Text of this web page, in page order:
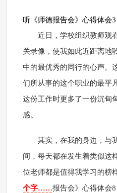
听《师德报告会》心得体会3
近日，学校组织教师观
关录像，使我如此近距离地
中的最优秀的同行的心声。
们所从事的这个职业的最平
这份工作时更多了一份沉甸
感。
其实，在我的身边，与
间，每天都在发生着类似这
位老师都是值得我学习的榜
个字……报告会》心得体会8